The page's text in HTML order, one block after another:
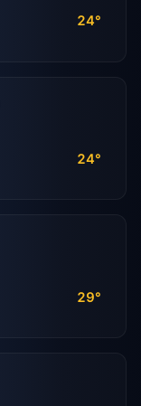
24°
24°
29°